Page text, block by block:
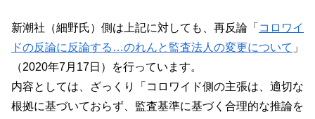
新潮社（細野氏）側は上記に対しても、再反論「 コロワイ
ドの反論に反論する…のれんと監査法人の変更について 」
（2020年7月17日）を行っています。
内容としては、ざっくり「コロワイド側の主張は、適切な
根拠に基づいておらず、監査基準に基づく合理的な推論を